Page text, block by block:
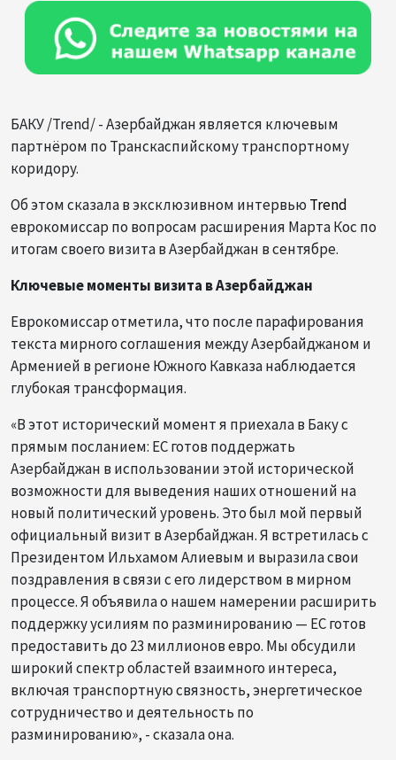
БАКУ /Trend/ - Азербайджан является ключевым
партнёром по Транскаспийскому транспортному
коридору.
Об этом сказала в эксклюзивном интервью Trend
еврокомиссар по вопросам расширения Марта Кос по
итогам своего визита в Азербайджан в сентябре.
Ключевые моменты визита в Азербайджан
Еврокомиссар отметила, что после парафирования
текста мирного соглашения между Азербайджаном и
Арменией в регионе Южного Кавказа наблюдается
глубокая трансформация.
«В этот исторический момент я приехала в Баку с
прямым посланием: ЕС готов поддержать
Азербайджан в использовании этой исторической
возможности для выведения наших отношений на
новый политический уровень. Это был мой первый
официальный визит в Азербайджан. Я встретилась с
Президентом Ильхамом Алиевым и выразила свои
поздравления в связи с его лидерством в мирном
процессе. Я объявила о нашем намерении расширить
поддержку усилиям по разминированию — ЕС готов
предоставить до 23 миллионов евро. Мы обсудили
широкий спектр областей взаимного интереса,
включая транспортную связность, энергетическое
сотрудничество и деятельность по
разминированию», - сказала она.